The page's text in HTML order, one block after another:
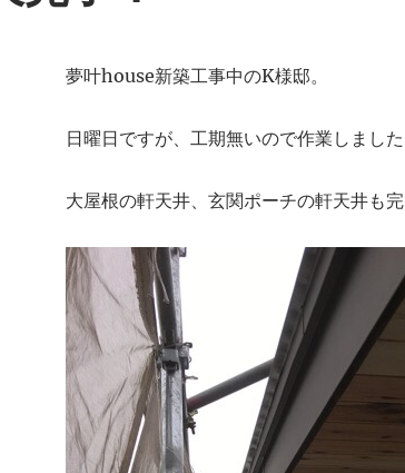
夢叶house新築工事中のK様邸。
日曜日ですが、工期無いので作業しました
大屋根の軒天井、玄関ポーチの軒天井も完